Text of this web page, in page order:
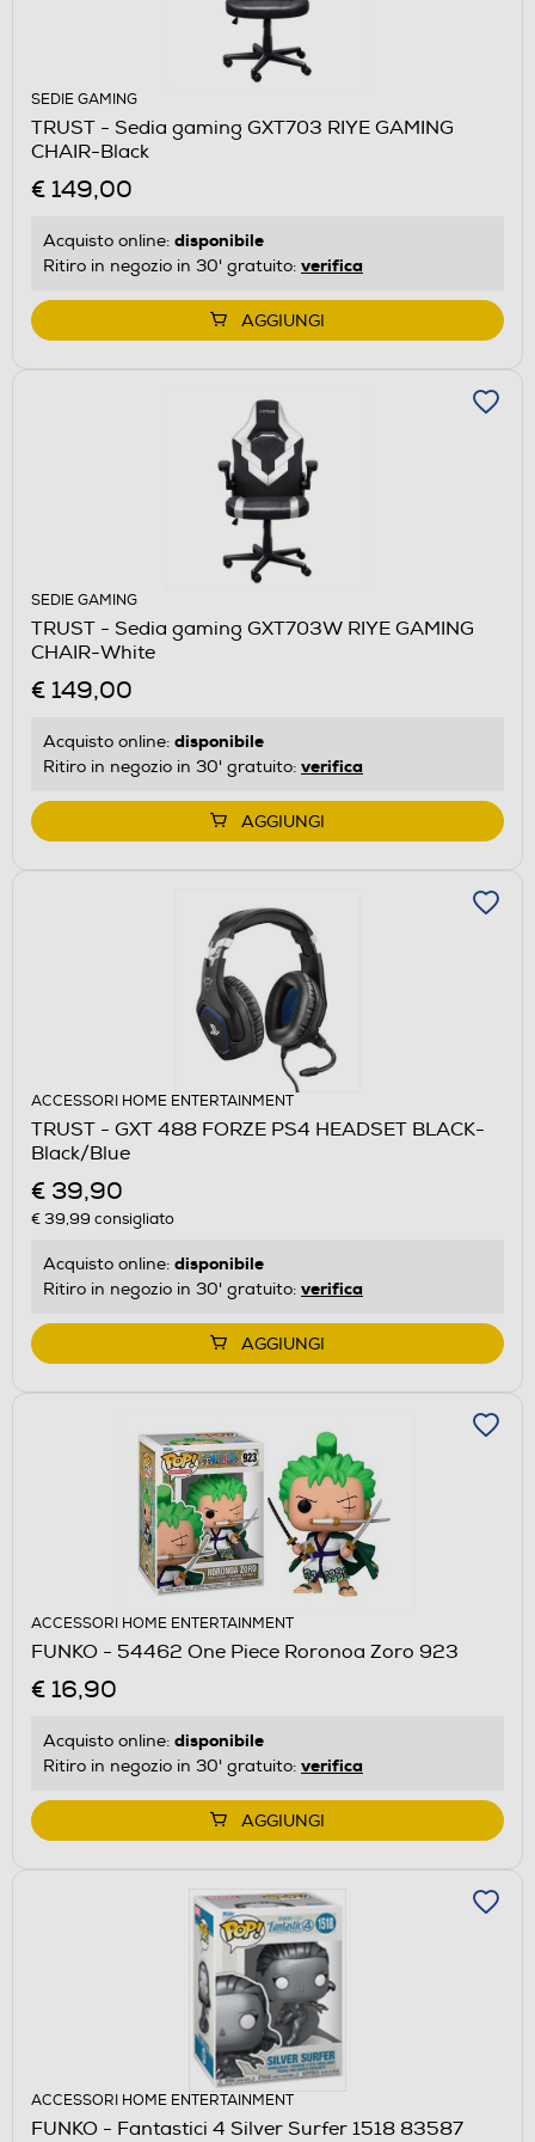
SEDIE GAMING
TRUST - Sedia gaming GXT703 RIYE GAMING
CHAIR-Black
€ 149,00
Acquisto online: disponibile
Ritiro in negozio in 30' gratuito: verifica
AGGIUNGI
SEDIE GAMING
TRUST - Sedia gaming GXT703W RIYE GAMING
CHAIR-White
€ 149,00
Acquisto online: disponibile
Ritiro in negozio in 30' gratuito: verifica
AGGIUNGI
ACCESSORI HOME ENTERTAINMENT
TRUST - GXT 488 FORZE PS4 HEADSET BLACK-
Black/Blue
€ 39,90
€ 39,99 consigliato
Acquisto online: disponibile
Ritiro in negozio in 30' gratuito: verifica
AGGIUNGI
ACCESSORI HOME ENTERTAINMENT
FUNKO - 54462 One Piece Roronoa Zoro 923
€ 16,90
Acquisto online: disponibile
Ritiro in negozio in 30' gratuito: verifica
AGGIUNGI
ACCESSORI HOME ENTERTAINMENT
FUNKO - Fantastici 4 Silver Surfer 1518 83587